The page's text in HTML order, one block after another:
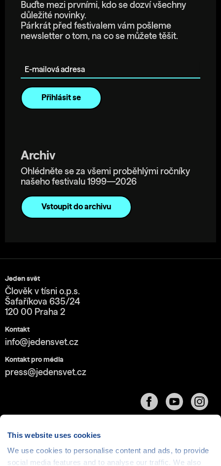
This website uses cookies
We use cookies to personalise content and ads, to provide
social media features and to analyse our traffic. We also
Buďte mezi prvními, kdo se dozví všechny
důležité novinky.
Párkrát před festivalem vám pošleme
newsletter o tom, na co se můžete těšit.
Archiv
Ohlédněte se za všemi proběhlými ročníky
našeho festivalu 1999—2026
Vstoupit do archivu
Jeden svět
Člověk v tísni o.p.s.
Šafaříkova 635/24
120 00 Praha 2
Kontakt
info@jedensvet.cz
Kontakt pro média
press@jedensvet.cz
Cookies| © 1999-2026 Člověk v tísni o.p.s., web běží